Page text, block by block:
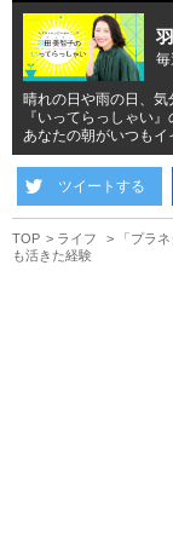
毎
晴れの日や雨の日、
『いってらっしゃい』
あなたの朝がいつもイ
ツイートする
TOP ライフ
「プラ
も活きた経験